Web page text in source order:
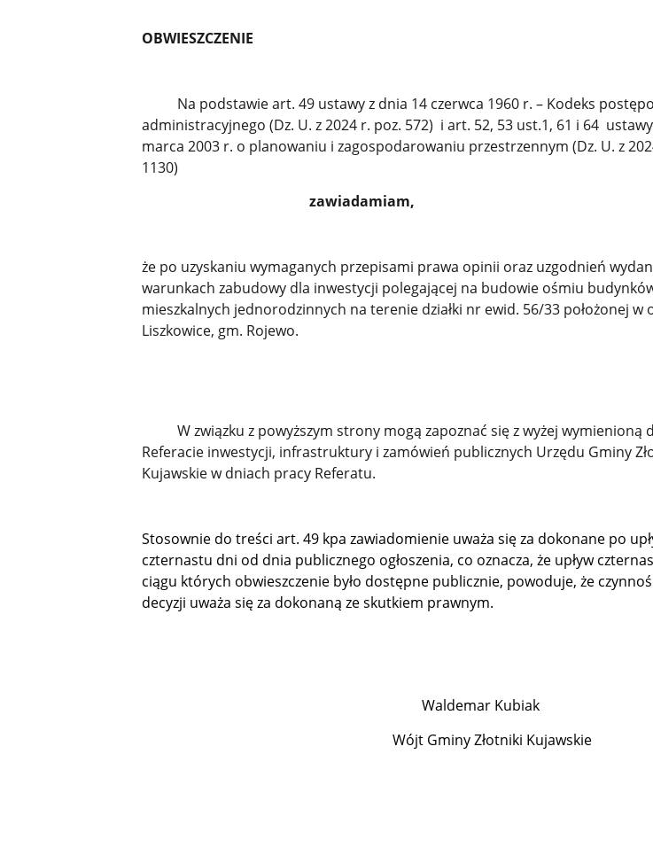
OBWIESZCZENIE
Na podstawie art. 49 ustawy z dnia 14 czerwca 1960 r. – Kodeks
administracyjnego (Dz. U. z 2024 r. poz. 572) i art. 52, 53 ust.1, 61 i 64
marca 2003 r. o planowaniu i zagospodarowaniu przestrzennym (Dz. U. z
1130)
zawiadamiam,
że po uzyskaniu wymaganych przepisami prawa opinii oraz uzgodnień
warunkach zabudowy dla inwestycji polegającej na budowie ośmiu
mieszkalnych jednorodzinnych na terenie działki nr ewid. 56/33 położonej w
Liszkowice, gm. Rojewo.
W związku z powyższym strony mogą zapoznać się z wyżej wymienioną
Referacie inwestycji, infrastruktury i zamówień publicznych Urzędu Gminy
Kujawskie w dniach pracy Referatu.
Stosownie do treści art. 49 kpa zawiadomienie uważa się za dokonane po
czternastu dni od dnia publicznego ogłoszenia, co oznacza, że upływ
ciągu których obwieszczenie było dostępne publicznie, powoduje, że
decyzji uważa się za dokonaną ze skutkiem prawnym.
Waldemar Kubiak
Wójt Gminy Złotniki Kujawskie